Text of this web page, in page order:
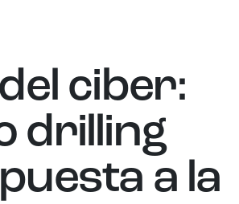
ciber:
drilling
a la